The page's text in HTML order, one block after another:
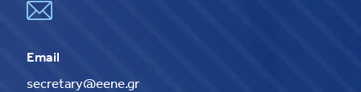
Email
secretary@eene.gr